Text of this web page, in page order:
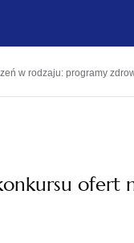
w rodzaju: programy
ofert